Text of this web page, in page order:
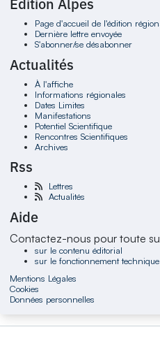
Édition Alpes
Page d'accueil de l'édition
Dernière lettre envoyée
S'abonner/se désabonner
Actualités
À l'affiche
Informations régionales
Dates Limites
Manifestations
Potentiel Scientifique
Rencontres Scientifiques
Archives
Rss
Lettres
Actualités
Aide
Contactez-nous pour toute
sur le contenu éditorial
sur le fonctionnement technique
Mentions Légales
Cookies
Données personnelles